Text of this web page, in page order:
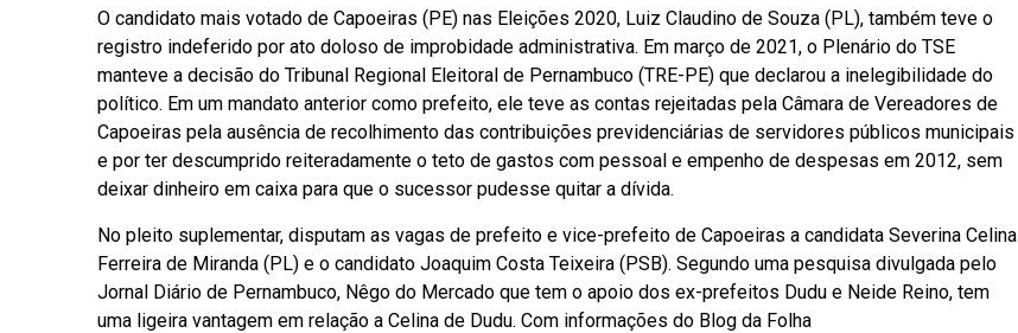
O candidato mais votado de Capoeiras (PE) nas Eleições 2020, Luiz Claudino de Souza (PL), também teve o
registro indeferido por ato doloso de improbidade administrativa. Em março de 2021, o Plenário do TSE
manteve a decisão do Tribunal Regional Eleitoral de Pernambuco (TRE-PE) que declarou a inelegibilidade do
político. Em um mandato anterior como prefeito, ele teve as contas rejeitadas pela Câmara de Vereadores de
Capoeiras pela ausência de recolhimento das contribuições previdenciárias de servidores públicos municipais
e por ter descumprido reiteradamente o teto de gastos com pessoal e empenho de despesas em 2012, sem
deixar dinheiro em caixa para que o sucessor pudesse quitar a dívida.
No pleito suplementar, disputam as vagas de prefeito e vice-prefeito de Capoeiras a candidata Severina Celina
Ferreira de Miranda (PL) e o candidato Joaquim Costa Teixeira (PSB). Segundo uma pesquisa divulgada pelo
Jornal Diário de Pernambuco, Nêgo do Mercado que tem o apoio dos ex-prefeitos Dudu e Neide Reino, tem
uma ligeira vantagem em relação a Celina de Dudu. Com informações do Blog da Folha